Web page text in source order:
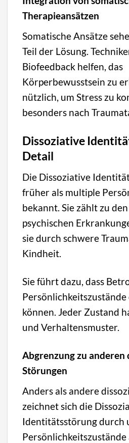
Therapieansätzen
Somatische Ansätze
Teil der Lösung.
Biofeedback helfen, das
Körperbewusstsein zu
nützlich, um Stress zu
besonders nach
Dissoziative
Detail
Die Dissoziative
früher als multiple
bekannt. Sie zählt zu
psychischen
sie durch schwere
Kindheit.
Sie führt dazu, dass
können. Jeder Zustand
und Verhaltensmuster.
Abgrenzung zu anderen
Störungen
Anders als andere
zeichnet sich die
Identitätsstörung durch
Persönlichkeitszustände